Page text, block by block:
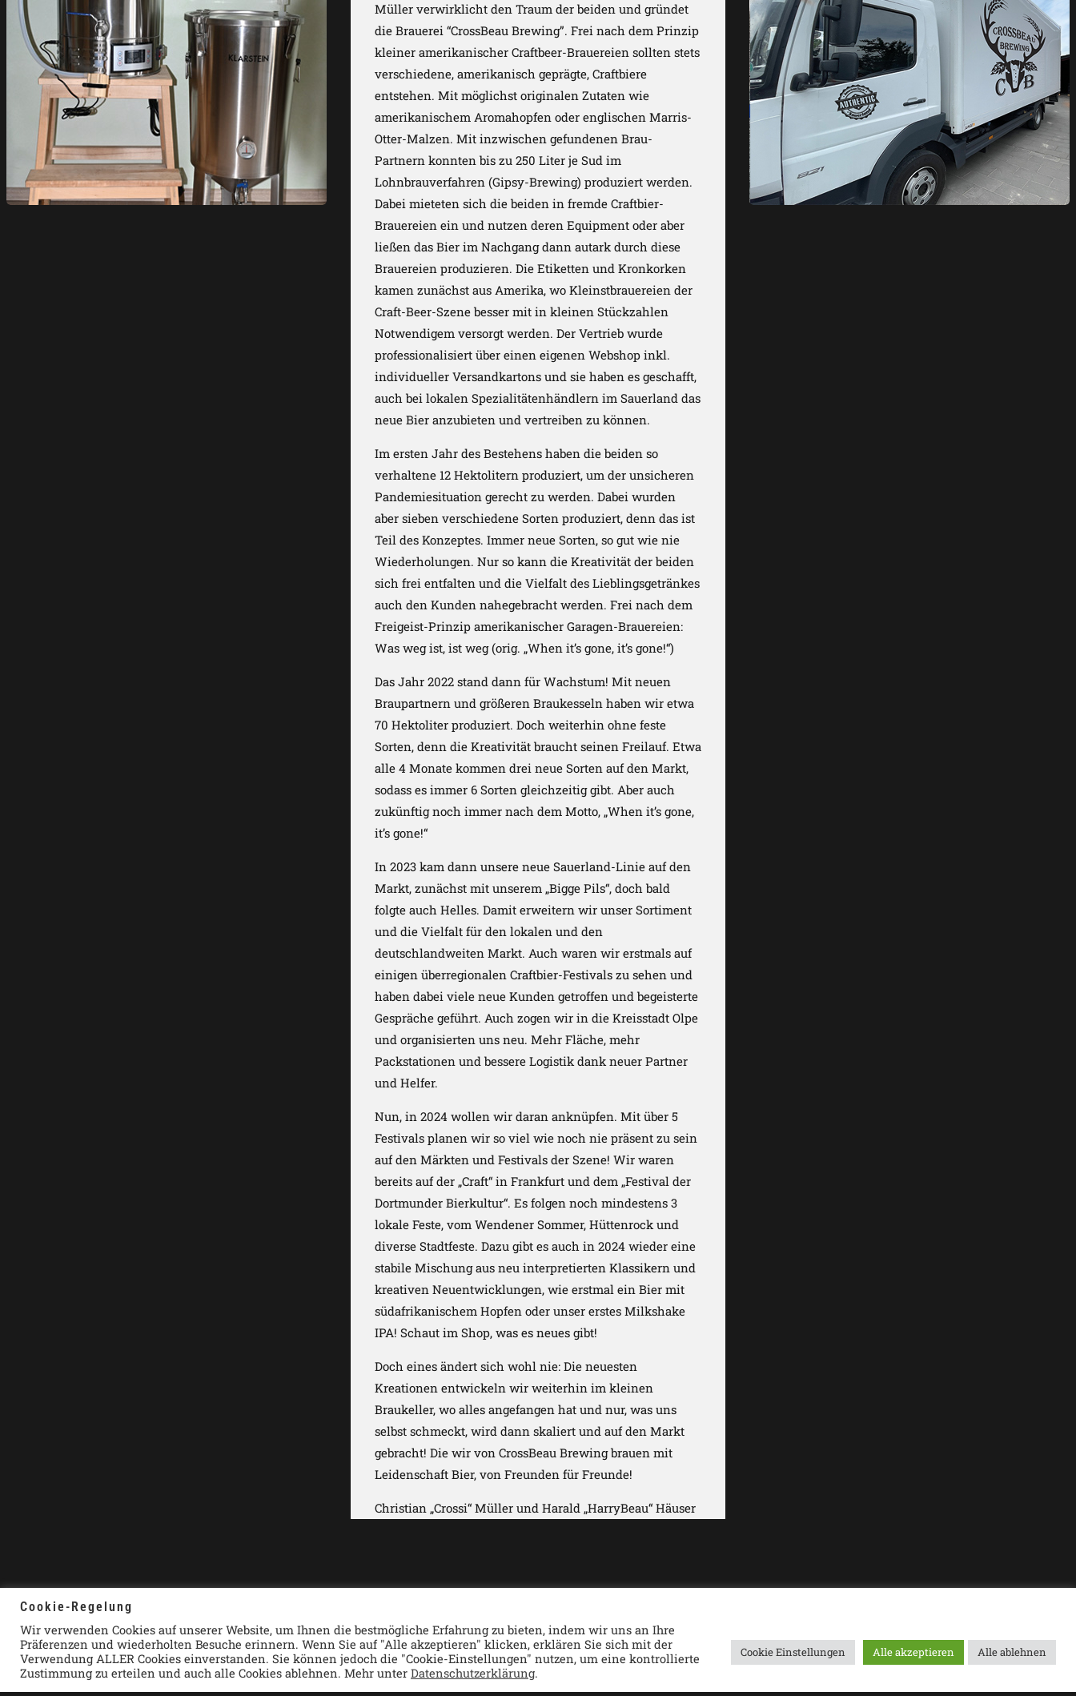
Müller verwirklicht den Traum der beiden und gründet
die Brauerei “CrossBeau Brewing”. Frei nach dem Prinzip
kleiner amerikanischer Craftbeer-Brauereien sollten stets
verschiedene, amerikanisch geprägte, Craftbiere
entstehen. Mit möglichst originalen Zutaten wie
amerikanischem Aromahopfen oder englischen Marris-
Otter-Malzen. Mit inzwischen gefundenen Brau-
Partnern konnten bis zu 250 Liter je Sud im
Lohnbrauverfahren (Gipsy-Brewing) produziert werden.
Dabei mieteten sich die beiden in fremde Craftbier-
Brauereien ein und nutzen deren Equipment oder aber
ließen das Bier im Nachgang dann autark durch diese
Brauereien produzieren. Die Etiketten und Kronkorken
kamen zunächst aus Amerika, wo Kleinstbrauereien der
Craft-Beer-Szene besser mit in kleinen Stückzahlen
Notwendigem versorgt werden. Der Vertrieb wurde
professionalisiert über einen eigenen Webshop inkl.
individueller Versandkartons und sie haben es geschafft,
auch bei lokalen Spezialitätenhändlern im Sauerland das
neue Bier anzubieten und vertreiben zu können.
Im ersten Jahr des Bestehens haben die beiden so
verhaltene 12 Hektolitern produziert, um der unsicheren
Pandemiesituation gerecht zu werden. Dabei wurden
aber sieben verschiedene Sorten produziert, denn das ist
Teil des Konzeptes. Immer neue Sorten, so gut wie nie
Wiederholungen. Nur so kann die Kreativität der beiden
sich frei entfalten und die Vielfalt des Lieblingsgetränkes
auch den Kunden nahegebracht werden. Frei nach dem
Freigeist-Prinzip amerikanischer Garagen-Brauereien:
Was weg ist, ist weg (orig. „When it’s gone, it’s gone!“)
Das Jahr 2022 stand dann für Wachstum! Mit neuen
Braupartnern und größeren Braukesseln haben wir etwa
70 Hektoliter produziert. Doch weiterhin ohne feste
Sorten, denn die Kreativität braucht seinen Freilauf. Etwa
alle 4 Monate kommen drei neue Sorten auf den Markt,
sodass es immer 6 Sorten gleichzeitig gibt. Aber auch
zukünftig noch immer nach dem Motto, „When it’s gone,
it’s gone!“
In 2023 kam dann unsere neue Sauerland-Linie auf den
Markt, zunächst mit unserem „Bigge Pils“, doch bald
folgte auch Helles. Damit erweitern wir unser Sortiment
und die Vielfalt für den lokalen und den
deutschlandweiten Markt. Auch waren wir erstmals auf
einigen überregionalen Craftbier-Festivals zu sehen und
haben dabei viele neue Kunden getroffen und begeisterte
Gespräche geführt. Auch zogen wir in die Kreisstadt Olpe
und organisierten uns neu. Mehr Fläche, mehr
Packstationen und bessere Logistik dank neuer Partner
und Helfer.
Nun, in 2024 wollen wir daran anknüpfen. Mit über 5
Festivals planen wir so viel wie noch nie präsent zu sein
auf den Märkten und Festivals der Szene! Wir waren
bereits auf der „Craft“ in Frankfurt und dem „Festival der
Dortmunder Bierkultur“. Es folgen noch mindestens 3
lokale Feste, vom Wendener Sommer, Hüttenrock und
diverse Stadtfeste. Dazu gibt es auch in 2024 wieder eine
stabile Mischung aus neu interpretierten Klassikern und
kreativen Neuentwicklungen, wie erstmal ein Bier mit
südafrikanischem Hopfen oder unser erstes Milkshake
IPA! Schaut im Shop, was es neues gibt!
Doch eines ändert sich wohl nie: Die neuesten
Kreationen entwickeln wir weiterhin im kleinen
Braukeller, wo alles angefangen hat und nur, was uns
selbst schmeckt, wird dann skaliert und auf den Markt
gebracht! Die wir von CrossBeau Brewing brauen mit
Leidenschaft Bier, von Freunden für Freunde!
Christian „Crossi“ Müller und Harald „HarryBeau“ Häuser
copyright by CrossBeau Brewing 2023
Kontakt Presse Impressum AGB Datenschutzerklärung
Cookie-Regelung
Wir verwenden Cookies auf unserer Website, um Ihnen die bestmögliche Erfahrung zu bieten, indem wir uns an Ihre
Präferenzen und wiederholten Besuche erinnern. Wenn Sie auf "Alle akzeptieren" klicken, erklären Sie sich mit der
Verwendung ALLER Cookies einverstanden. Sie können jedoch die "Cookie-Einstellungen" nutzen, um eine kontrollierte
Zustimmung zu erteilen und auch alle Cookies ablehnen. Mehr unter Datenschutzerklärung.
Cookie Einstellungen Alle akzeptieren Alle ablehnen